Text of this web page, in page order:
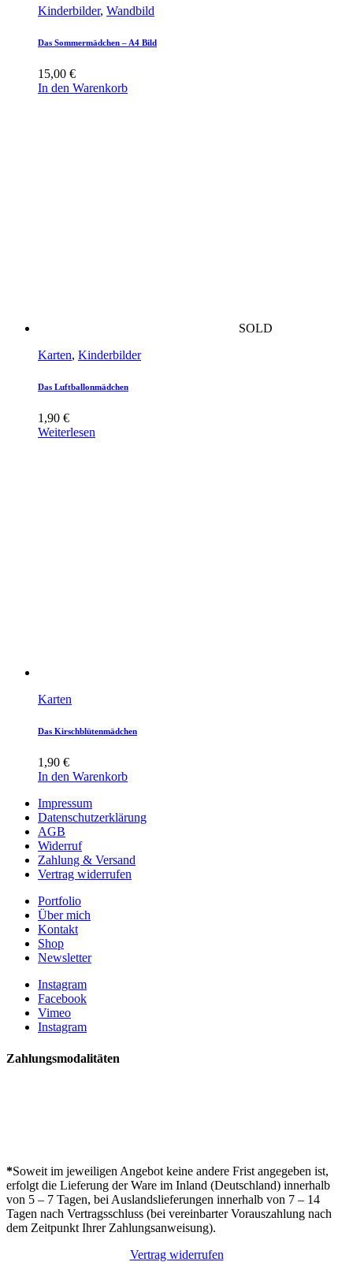
Kinderbilder, Wandbild
Das Sommermädchen – A4 Bild
15,00 €
In den Warenkorb
SOLD
Karten, Kinderbilder
Das Luftballonmädchen
1,90 €
Weiterlesen
Karten
Das Kirschblütenmädchen
1,90 €
In den Warenkorb
Impressum
Datenschutzerklärung
AGB
Widerruf
Zahlung & Versand
Vertrag widerrufen
Portfolio
Über mich
Kontakt
Shop
Newsletter
Instagram
Facebook
Vimeo
Instagram
Zahlungsmodalitäten
*Soweit im jeweiligen Angebot keine andere Frist angegeben ist,
erfolgt die Lieferung der Ware im Inland (Deutschland) innerhalb
von 5 – 7 Tagen, bei Auslandslieferungen innerhalb von 7 – 14
Tagen nach Vertragsschluss (bei vereinbarter Vorauszahlung nach
dem Zeitpunkt Ihrer Zahlungsanweisung).
Vertrag widerrufen